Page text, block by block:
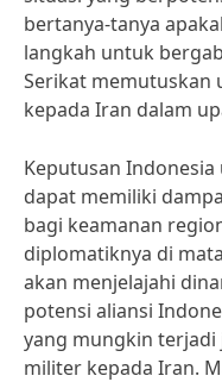
bertanya-tanya
langkah untuk
Serikat memutuskan
kepada Iran dalam
Keputusan
dapat memiliki
bagi keamanan
diplomatiknya di
akan menjelajahi
potensi aliansi
yang mungkin terjadi
militer kepada Iran.